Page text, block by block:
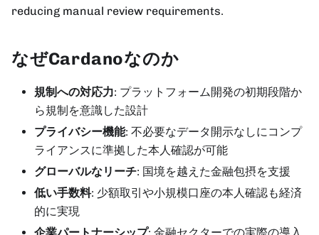
reducing manual review requirements.
なぜCardanoなのか
規制への対応力: プラットフォーム開発の初期段階か
ら規制を意識した設計
プライバシー機能: 不必要なデータ開示なしにコンプ
ライアンスに準拠した本人確認が可能
グローバルなリーチ: 国境を越えた金融包摂を支援
低い手数料: 少額取引や小規模口座の本人確認も経済
的に実現